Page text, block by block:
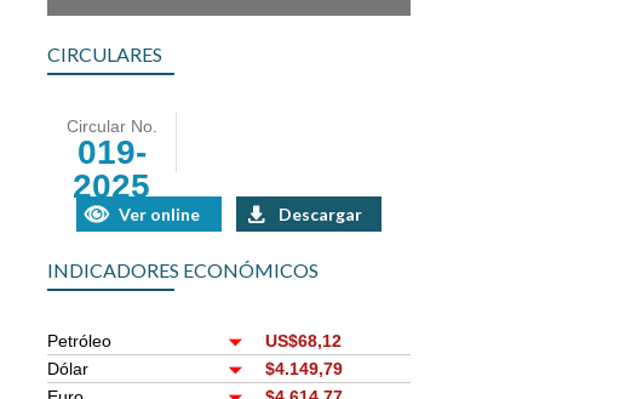
CIRCULARES
Circular No.
019-
2025
Ver online Descargar
INDICADORES ECONÓMICOS
Petróleo
US$68,12
Dólar
$4.149,79